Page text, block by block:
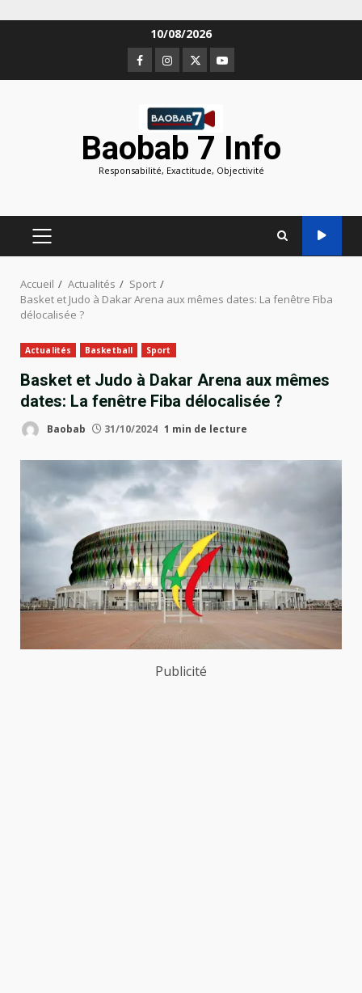
10/08/2026
Facebook
Instagram
TwitterYoutube
Baobab 7 Info
Responsabilité, Exactitude, Objectivité
MENU
PRINCIPAL
Accueil Actualités
Sport
Basket et Judo à Dakar Arena aux mêmes dates: La fenêtre Fiba
délocalisée ?
Actualités Basketball Sport
Basket et Judo à Dakar Arena aux mêmes
dates: La fenêtre Fiba délocalisée ?
Baobab 31/10/2024 1 min de lecture
Publicité